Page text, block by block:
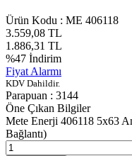
Ürün Kodu : ME 406118
3.559,08 TL
1.886,31 TL
%47 İndirim
Fiyat Alarmı
KDV Dahildir.
Parapuan : 3144
Öne Çıkan Bilgiler
Mete Enerji 406118 5x63
Bağlantı)